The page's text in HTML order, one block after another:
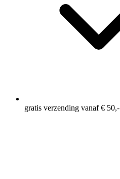
gratis verzending vanaf € 50,-